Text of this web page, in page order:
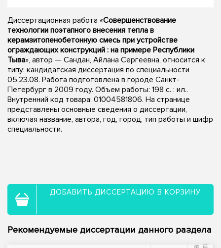
Диссертационная работа «Совершенствование
технологии поэтапного внесения тепла в
керамзитопенобетонную смесь при устройстве
ограждающих конструкций : на примере Республики
Тыва», автор — Сандан, Айлана Сергеевна, относится к
типу: кандидатская диссертация по специальности
05.23.08. Работа подготовлена в городе Санкт-
Петербург в 2009 году. Объем работы: 198 с. : ил..
Внутренний код товара: 01004581806. На странице
представлены основные сведения о диссертации,
включая название, автора, год, город, тип работы и шифр
специальности.
ДОБАВИТЬ ДИССЕРТАЦИЮ В КОРЗИНУ
Рекомендуемые диссертации данного раздела